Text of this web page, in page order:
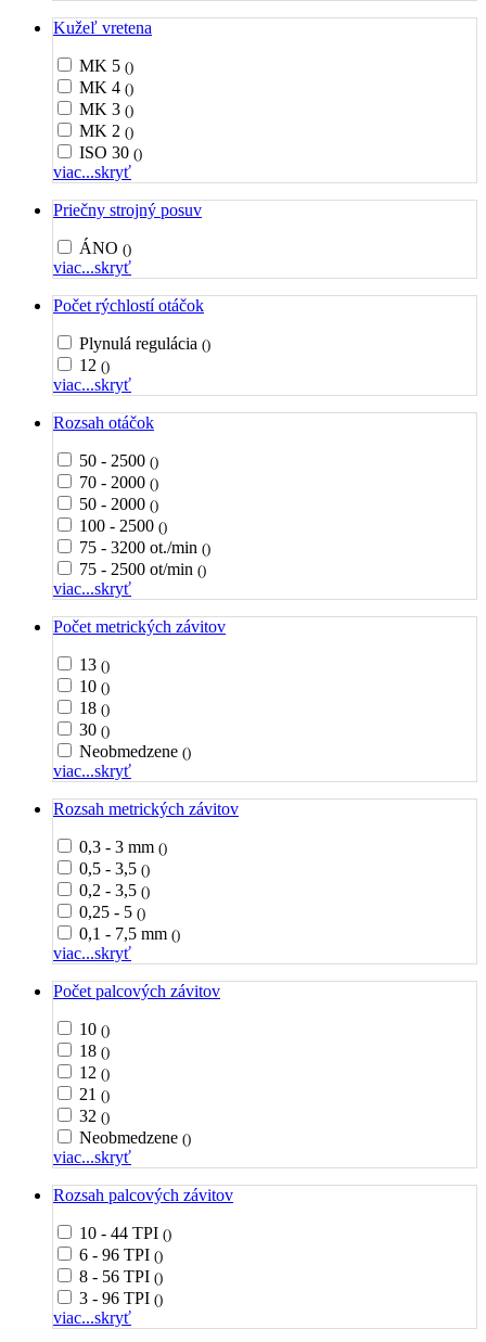
Kužeľ vretena
MK 5 ()
MK 4 ()
MK 3 ()
MK 2 ()
ISO 30 ()
viac...skryť
Priečny strojný posuv
ÁNO ()
viac...skryť
Počet rýchlostí otáčok
Plynulá regulácia ()
12 ()
viac...skryť
Rozsah otáčok
50 - 2500 ()
70 - 2000 ()
50 - 2000 ()
100 - 2500 ()
75 - 3200 ot./min ()
75 - 2500 ot/min ()
viac...skryť
Počet metrických závitov
13 ()
10 ()
18 ()
30 ()
Neobmedzene ()
viac...skryť
Rozsah metrických závitov
0,3 - 3 mm ()
0,5 - 3,5 ()
0,2 - 3,5 ()
0,25 - 5 ()
0,1 - 7,5 mm ()
viac...skryť
Počet palcových závitov
10 ()
18 ()
12 ()
21 ()
32 ()
Neobmedzene ()
viac...skryť
Rozsah palcových závitov
10 - 44 TPI ()
6 - 96 TPI ()
8 - 56 TPI ()
3 - 96 TPI ()
viac...skryť